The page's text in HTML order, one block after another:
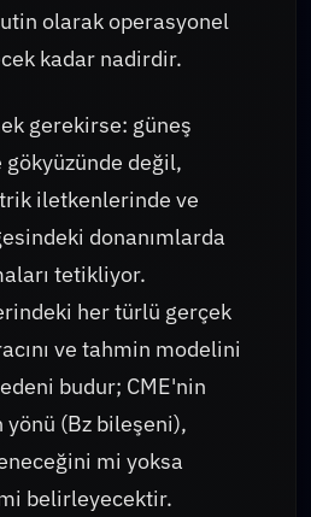
olarak operasyonel
kadar nadirdir.
gerekirse: güneş
gökyüzünde değil,
iletkenlerinde ve
donanımlarda
tetikliyor.
her türlü gerçek
ve tahmin modelini
budur; CME'nin
yönü (Bz bileşeni),
mi yoksa
belirleyecektir.